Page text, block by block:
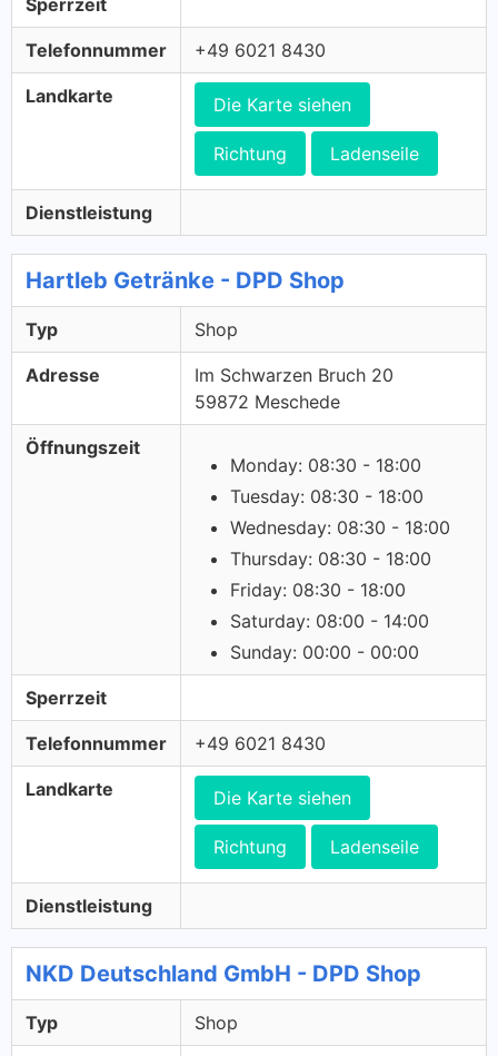
Sperrzeit
Telefonnummer +49 6021 8430
Landkarte Die Karte siehen
Richtung Ladenseile
Dienstleistung
Hartleb Getränke - DPD Shop
Typ Shop
Adresse
Im Schwarzen Bruch 20
59872 Meschede
Öffnungszeit
Monday: 08:30 - 18:00
Tuesday: 08:30 - 18:00
Wednesday: 08:30 - 18:00
Thursday: 08:30 - 18:00
Friday: 08:30 - 18:00
Saturday: 08:00 - 14:00
Sunday: 00:00 - 00:00
Sperrzeit
Telefonnummer +49 6021 8430
Landkarte Die Karte siehen
Richtung Ladenseile
Dienstleistung
NKD Deutschland GmbH - DPD Shop
Typ Shop